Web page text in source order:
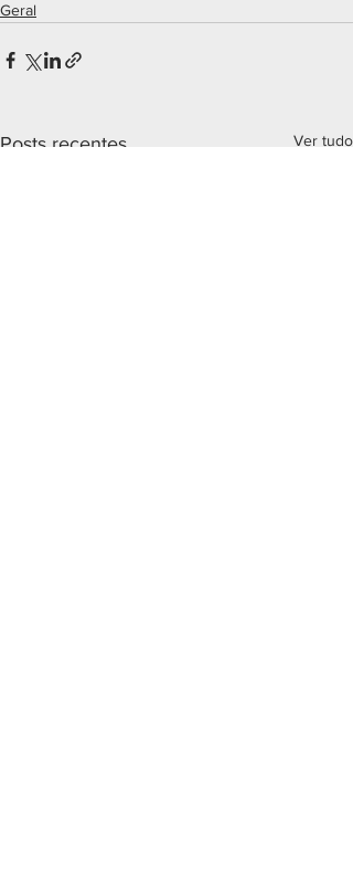
Geral
Posts recentes Ver tudo